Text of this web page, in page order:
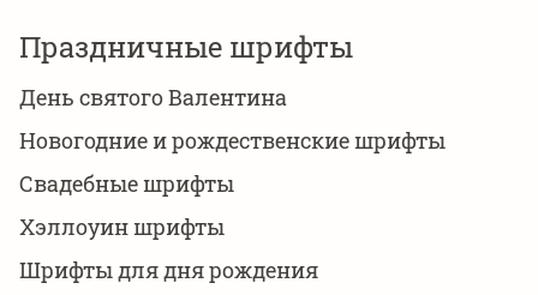
Праздничные шрифты
День святого Валентина
Новогодние и рождественские шрифты
Свадебные шрифты
Хэллоуин шрифты
Шрифты для дня рождения